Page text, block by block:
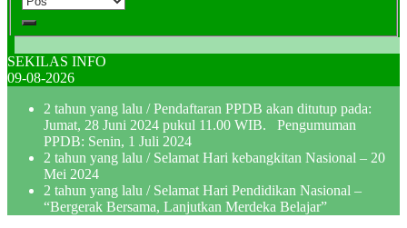
SEKILAS INFO
09-08-2026
2 tahun yang lalu / Pendaftaran PPDB akan ditutup pada:
Jumat, 28 Juni 2024 pukul 11.00 WIB. Pengumuman
PPDB: Senin, 1 Juli 2024
2 tahun yang lalu / Selamat Hari kebangkitan Nasional – 20
Mei 2024
2 tahun yang lalu / Selamat Hari Pendidikan Nasional –
“Bergerak Bersama, Lanjutkan Merdeka Belajar”